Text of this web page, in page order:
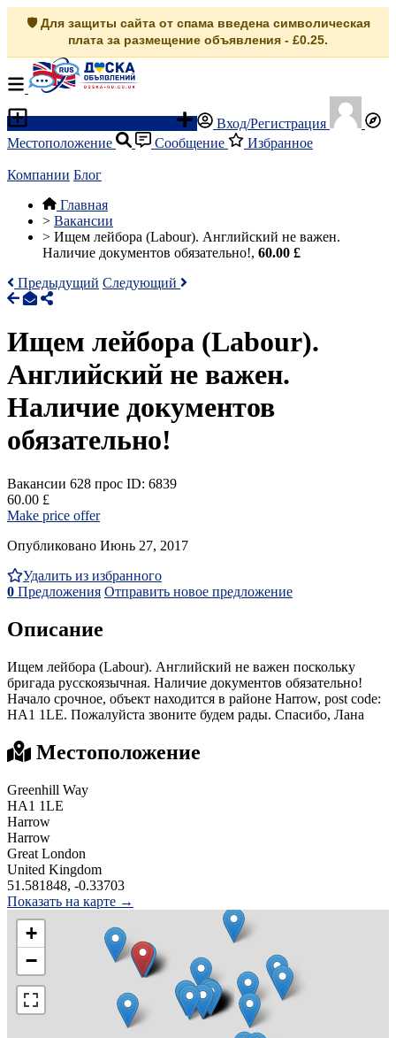
🛡️ Для защиты сайта от спама введена символическая
плата за размещение объявления - £0.25.
Вход/Регистрация
Местоположение
Сообщение Избранное
Компании Блог
Главная
> Вакансии
> Ищем лейбора (Labour). Английский не важен.
Наличие документов обязательно!, 60.00 £
Предыдущий Следующий
Ищем лейбора (Labour).
Английский не важен.
Наличие документов
обязательно!
Вакансии 628 прос ID: 6839
60.00 £
Make price offer
Опубликовано Июнь 27, 2017
Удалить из избранного
0 Предложения Отправить новое предложение
Описание
Ищем лейбора (Labour). Английский не важен поскольку
бригада русскоязычная. Наличие документов обязательно!
Начало срочное, объект находится в районе Harrow, post code:
HA1 1LE. Пожалуйста звоните будем рады. Спасибо, Лана
Местоположение
Greenhill Way
HA1 1LE
Harrow
Harrow
Great London
United Kingdom
51.581848, -0.33703
Показать на карте →
+
−